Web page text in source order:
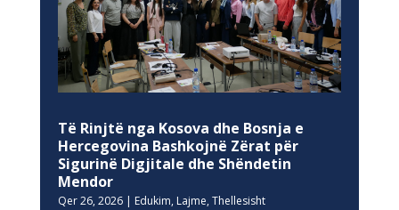
Të Rinjtë nga Kosova dhe Bosnja e
Hercegovina Bashkojnë Zërat për
Sigurinë Digjitale dhe Shëndetin
Mendor
Qer 26, 2026| Edukim, Lajme, Thellesisht